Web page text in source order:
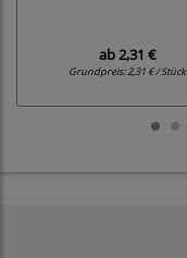
ab2,31 €
Grundpreis:2,31 € / Stück